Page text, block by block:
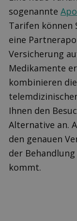
sogenannte
Tarifen können
eine
Versicherung
Medikamente
kombinieren
Ihnen den
Alternative an.
den genauen
der
kommt.